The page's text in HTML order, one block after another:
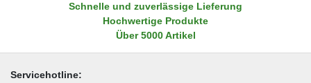
Schnelle und zuverlässige Lieferung
Hochwertige Produkte
Über 5000 Artikel
Servicehotline: